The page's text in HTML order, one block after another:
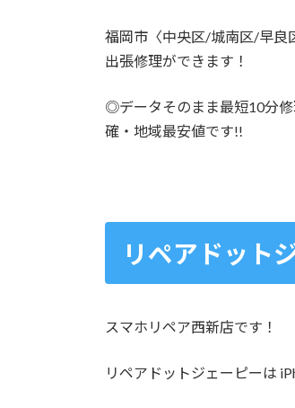
福岡市〈中央区/城南区/早
出張修理ができます！
◎データそのまま最短10分
確・地域最安値です!!
リペアドット
スマホリペア西新店です！
リペアドットジェーピーは